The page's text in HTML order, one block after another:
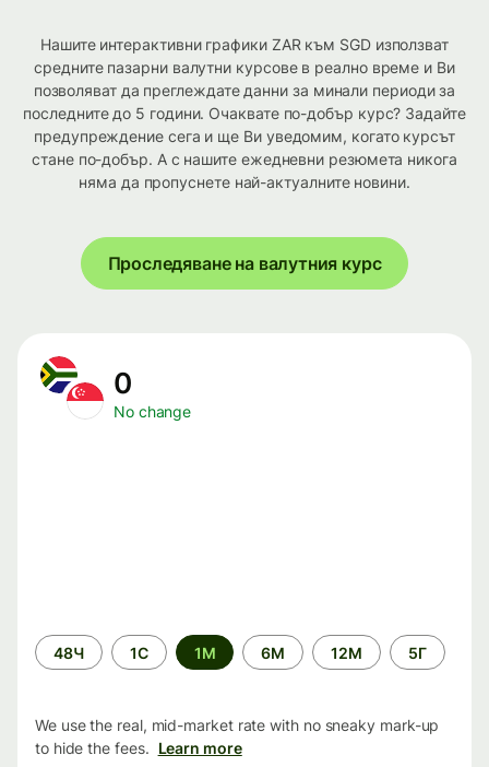
Нашите интерактивни графики ZAR към SGD използват
средните пазарни валутни курсове в реално време и Ви
позволяват да преглеждате данни за минали периоди за
последните до 5 години. Очаквате по-добър курс? Задайте
предупреждение сега и ще Ви уведомим, когато курсът
стане по-добър. А с нашите ежедневни резюмета никога
няма да пропуснете най-актуалните новини.
Проследяване на валутния курс
0
No change
Time
period
48Ч 1С 1М 6М 12М 5Г
We use the real, mid-market rate with no sneaky mark-up
to hide the fees. Learn more